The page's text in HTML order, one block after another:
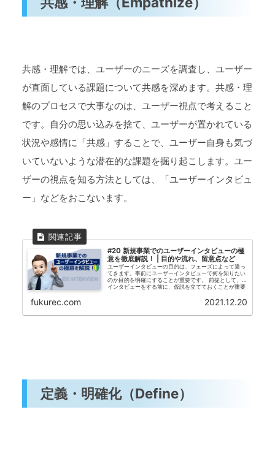
共感・理解では、ユーザーのニーズを調査し、ユーザー
が直面している課題について共感を深めます。共感・理
解のプロセスで大事なのは、ユーザー視点で考えること
です。自分の思い込みを捨て、ユーザーが置かれている
状況や感情に「共感」することで、ユーザー自身も気づ
いていないような潜在的な課題を掘り起こします。ユー
ザーの視点を知る方法としては、「ユーザーインタビュ
ー」などをおこないます。
#20 新規事業でのユーザーインタビューの極
意を徹底解説！ | 目的や流れ、留意点など
ユーザーインタビューの目的は、フェーズによって違っ
てきます。事前にユーザーインタビューで何を知りたい
のか目的を明確にすることが重要です。 前提として、
インタビューをする前に、仮説を立てておくことが重要
のインタビューをするのであれば、ユーザーが忘年会を
おこなう目的や行動、課題と感じているであろうことを
fukurec.com 2021.12.20
定義・明確化（Define）